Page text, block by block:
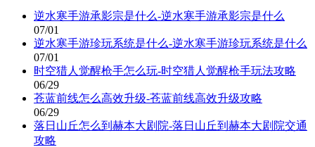
逆水寒手游承影宗是什么-逆水寒手游承影宗是什么
07/01
逆水寒手游珍玩系统是什么-逆水寒手游珍玩系统是什么
07/01
时空猎人觉醒枪手怎么玩-时空猎人觉醒枪手玩法攻略
06/29
苍蓝前线怎么高效升级-苍蓝前线高效升级攻略
06/29
落日山丘怎么到赫本大剧院-落日山丘到赫本大剧院交通
攻略